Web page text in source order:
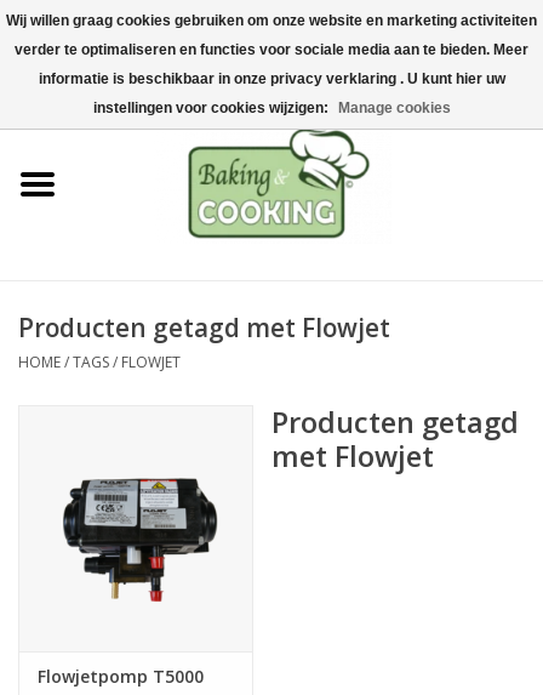
Home
Bak-& kookgerei
Machines & onderdelen
Chocolade & ijsbereiding
Hygiëne & opslag
Acties
Producten getagd met Flowjet
HOME/TAGS/ FLOWJET
Flowjetpomp T5000
Producten getagd
met Flowjet
Wij willen graag cookies gebruiken om onze website en marketing activiteiten
verder te optimaliseren en functies voor sociale media aan te bieden. Meer
informatie is beschikbaar in onze privacy verklaring . U kunt hier uw
instellingen voor cookies wijzigen:
Manage cookies